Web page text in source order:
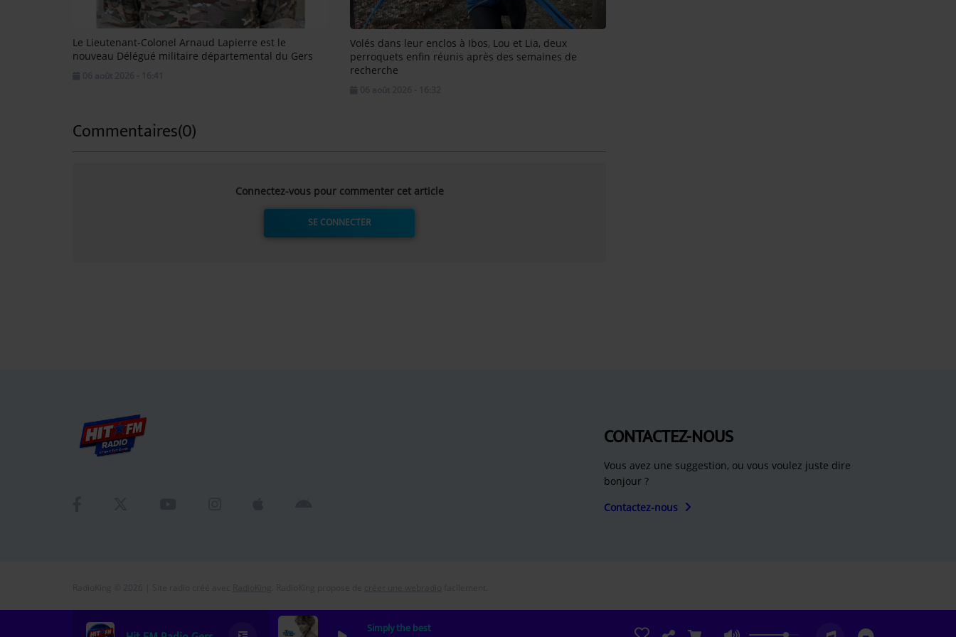
Simply the best
Le Lieutenant-Colonel Arnaud Lapierre est le
nouveau Délégué militaire départemental du Gers
Volés dans leur enclos à Ibos, Lou et Lia, deux
perroquets enfin réunis après des semaines de
recherche
Commentaires(0)
Connectez-vous pour commenter cet article
SE CONNECTER
CONTACTEZ-NOUS
Vous avez une suggestion, ou vous voulez juste dire
bonjour ?
Contactez-nous